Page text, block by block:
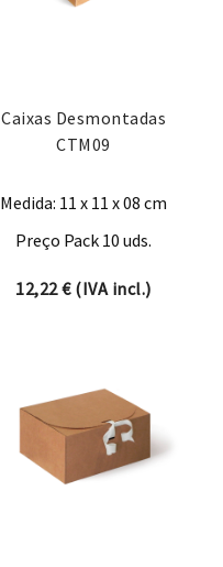
Caixas Desmontadas
CTM09
Medida: 11 x 11 x 08 cm
Preço Pack 10 uds.
12,22€(IVA incl.)